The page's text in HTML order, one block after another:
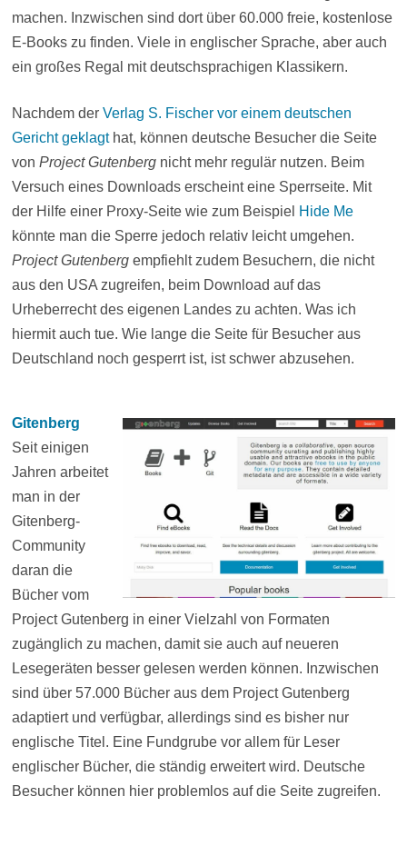
machen. Inzwischen sind dort über 60.000 freie, kostenlose
E-Books zu finden. Viele in englischer Sprache, aber auch
ein großes Regal mit deutschsprachigen Klassikern.
Nachdem der Verlag S. Fischer vor einem deutschen
Gericht geklagthat, können deutsche Besucher die Seite
von Project Gutenbergnicht mehr regulär nutzen. Beim
Versuch eines Downloads erscheint eine Sperrseite. Mit
der Hilfe einer Proxy-Seite wie zum Beispiel Hide Me
könnte man die Sperre jedoch relativ leicht umgehen.
Project Gutenbergempfiehlt zudem Besuchern, die nicht
aus den USA zugreifen, beim Download auf das
Urheberrecht des eigenen Landes zu achten. Was ich
hiermit auch tue. Wie lange die Seite für Besucher aus
Deutschland noch gesperrt ist, ist schwer abzusehen.
Gitenberg
Seit einigen
Jahren arbeitet
man in der
Gitenberg-
Community
daran die
Bücher vom
Project Gutenberg in einer Vielzahl von Formaten
zugänglich zu machen, damit sie auch auf neueren
Lesegeräten besser gelesen werden können. Inzwischen
sind über 57.000 Bücher aus dem Project Gutenberg
adaptiert und verfügbar, allerdings sind es bisher nur
englische Titel. Eine Fundgrube vor allem für Leser
englischer Bücher, die ständig erweitert wird. Deutsche
Besucher können hier problemlos auf die Seite zugreifen.